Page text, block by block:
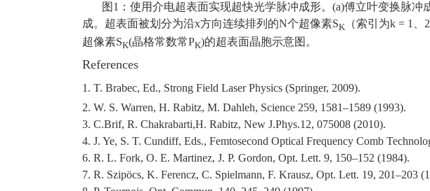
图 1 ： 使用介电超表面实现超快光学脉冲成形。 (a)傅立叶变换脉冲
成。超表面被划分为沿x方向连续排列的N个超像素SK（索引为k = 1 2
超像素SK(晶格常数常PK)的超表面晶胞示意图。
References
1. T. Brabec, Ed., Strong Field Laser Physics (Springer, 2009).
2. W. S. Warren, H. Rabitz, M. Dahleh, Science 259, 1581–1589 (1993).
3. C.Brif, R. Chakrabarti,H. Rabitz, New J.Phys.12, 075008 (2010).
4. J. Ye, S. T. Cundiff, Eds., Femtosecond Optical Frequency Comb
6. R. L. Fork, O. E. Martinez, J. P. Gordon, Opt. Lett. 9, 150–152 (1984).
7. R. Szipöcs, K. Ferencz, C. Spielmann, F. Krausz, Opt. Lett. 19, 201–203